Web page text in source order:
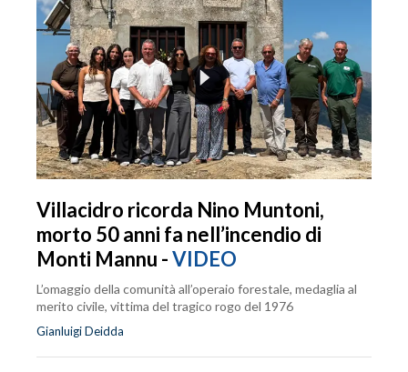
Villacidro ricorda Nino Muntoni,
morto 50 anni fa nell’incendio di
Monti Mannu -VIDEO
L’omaggio della comunità all’operaio forestale, medaglia al
merito civile, vittima del tragico rogo del 1976
Gianluigi Deidda